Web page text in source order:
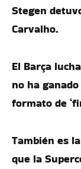
Stegen
Carvalho.
El Barça
no ha
formato de
También es
que la